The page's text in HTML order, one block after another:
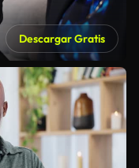
Descargar Gratis